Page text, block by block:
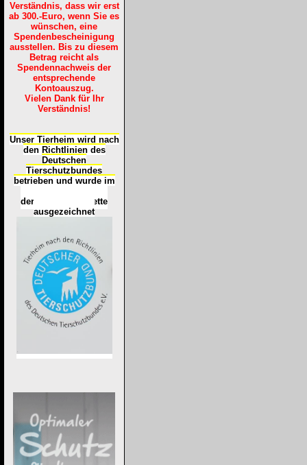
Verständnis, dass wir erst
ab 300.-Euro, wenn Sie es
wünschen, eine
Spendenbescheinigung
ausstellen. Bis zu diesem
Betrag reicht als
Spendennachweis der
entsprechende
Kontoauszug.
Vielen Dank für Ihr
Verständnis!
Unser Tierheim wird nach
den Richtlinien des
Deutschen
Tierschutzbundes
betrieben und wurde im
der
Tierheimplakette
ausgezeichnet